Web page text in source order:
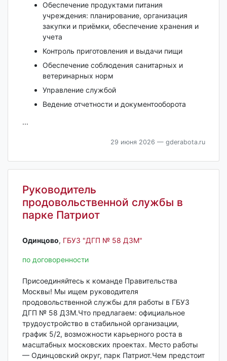
Обеспечение продуктами питания
учреждения: планирование, организация
закупки и приёмки, обеспечение хранения и
учета
Контроль приготовления и выдачи пищи
Обеспечение соблюдения санитарных и
ветеринарных норм
Управление службой
Ведение отчетности и документооборота
...
29 июня 2026 — gderabota.ru
Руководитель
продовольственной службы в
парке Патриот
Одинцово‎, ГБУЗ "ДГП № 58 ДЗМ"
по договоренности
Присоединяйтесь к команде Правительства
Москвы! Мы ищем руководителя
продовольственной службы для работы в ГБУЗ
ДГП № 58 ДЗМ.Что предлагаем: официальное
трудоустройство в стабильной организации,
график 5/2, возможности карьерного роста в
масштабных московских проектах. Место работы
— Одинцовский округ, парк Патриот.Чем предстоит